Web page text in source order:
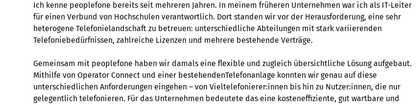
Ich kenne peoplefone bereits seit mehreren Jahren. In meinem früheren Unternehmen war ich als IT-Leiter
für einen Verbund von Hochschulen verantwortlich. Dort standen wir vor der Herausforderung, eine sehr
heterogene Telefonielandschaft zu betreuen: unterschiedliche Abteilungen mit stark variierenden
Telefoniebedürfnissen, zahlreiche Lizenzen und mehrere bestehende Verträge.
Gemeinsam mit peoplefone haben wir damals eine flexible und zugleich übersichtliche Lösung aufgebaut.
Mithilfe von Operator Connect und einer bestehendenTelefonanlage konnten wir genau auf diese
unterschiedlichen Anforderungen eingehen – von Vieltelefonierer:innen bis hin zu Nutzer:innen, die nur
gelegentlich telefonieren. Für das Unternehmen bedeutete das eine kosteneffiziente, gut wartbare und